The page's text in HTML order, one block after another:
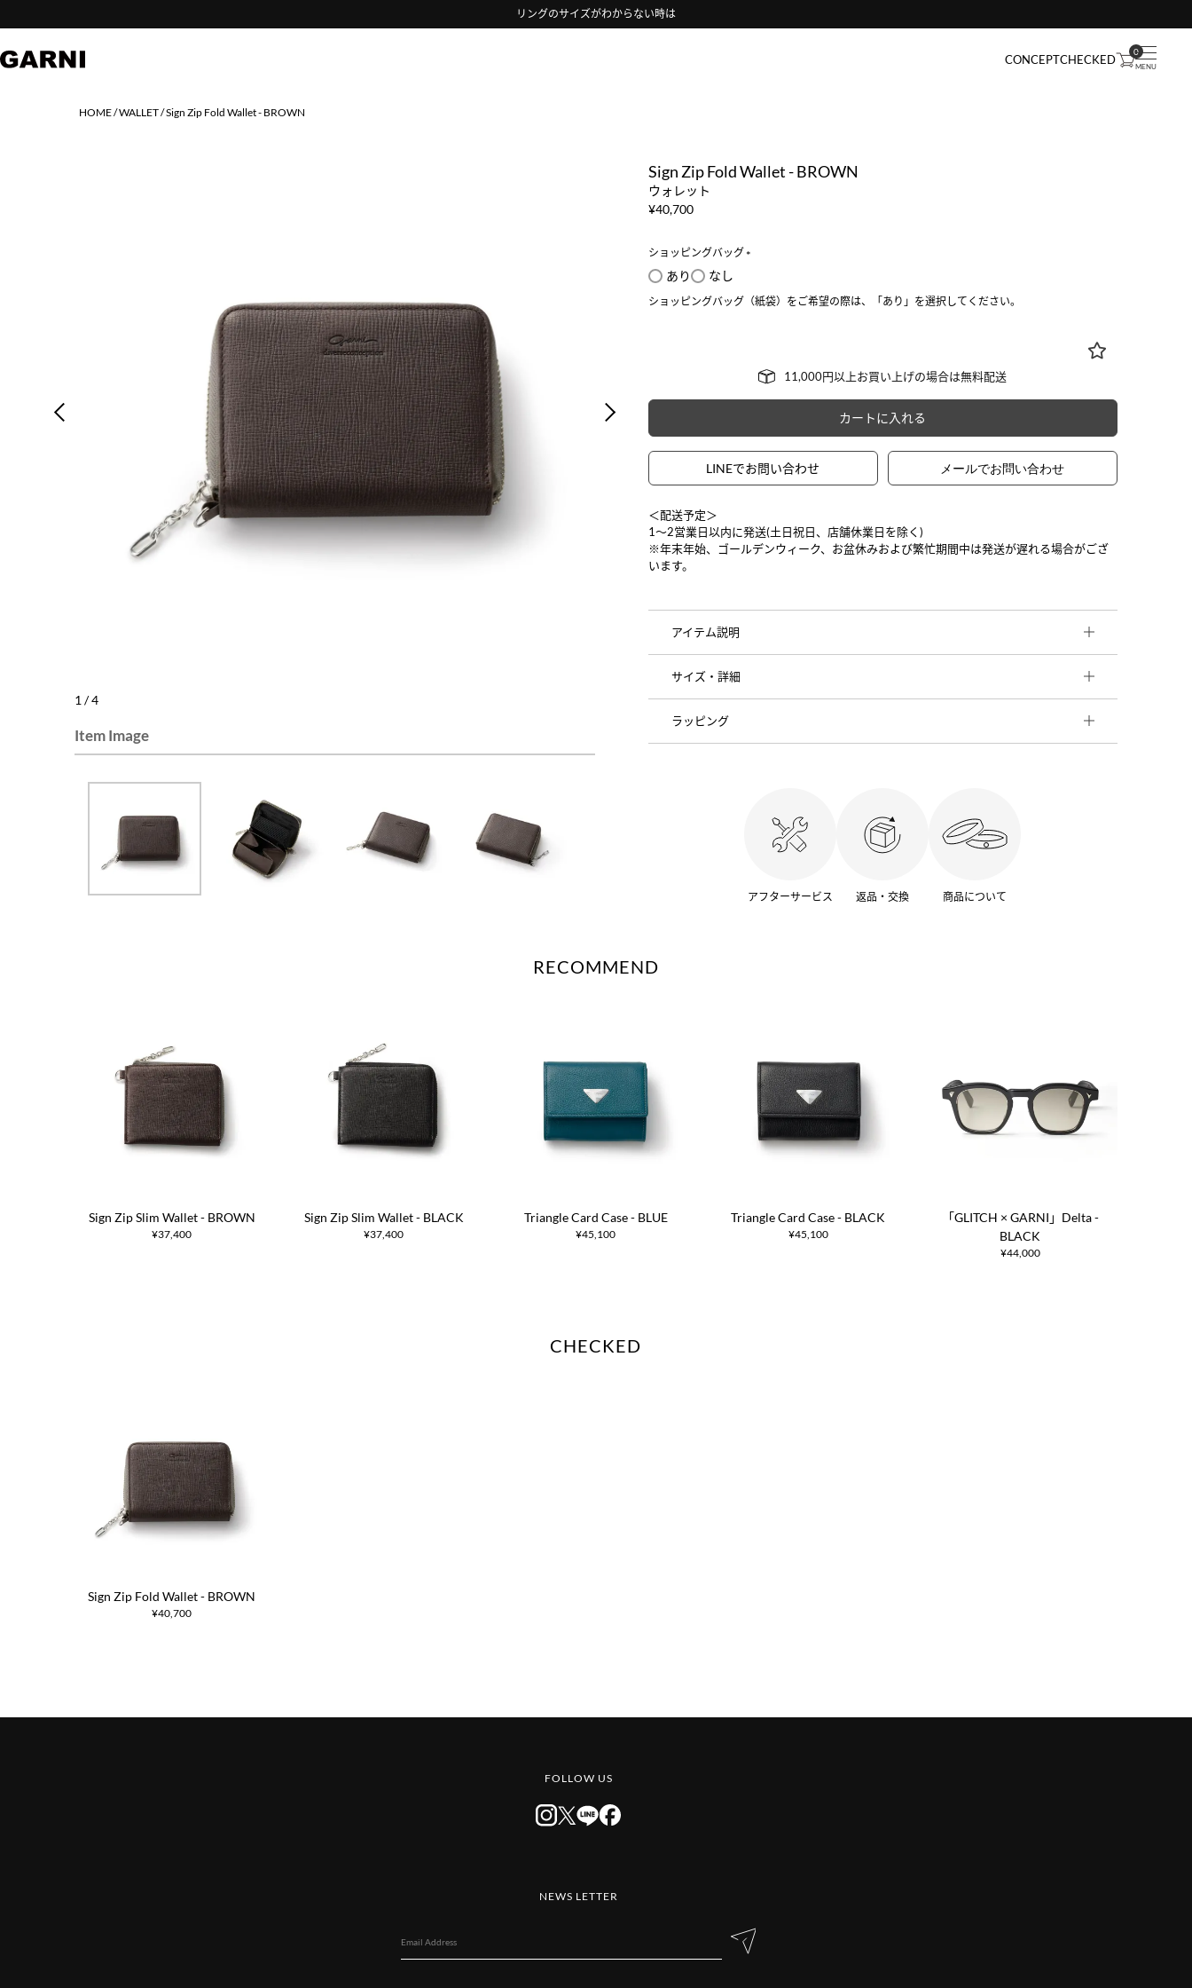
リングのサイズがわからない時は
CONCEPTCHECKED
0
HOME WALLET Sign Zip Fold Wallet - BROWN
PREV
NEXT
1 /4
Item Image
Sign Zip Fold Wallet - BROWN
ウォレット
¥40,700
ショッピングバッグ
須
あり なし
ショッピングバッグ（紙袋）をご希望の際は、「あり」を選択してください。
カートに入れる
LINEでお問い合わせ
＜配送予定＞
1〜2営業日以内に発送(土日祝日、店舗休業日を除く)
※年末年始、ゴールデンウィーク、お盆休みおよび繁忙期間中は発送が遅れる場合がござ
います。
アイテム説明
サイズ・詳細
ラッピング
アフターサービス 返品・交換 商品について
RECOMMEND
Sign Zip Slim Wallet - BROWN
¥37,400
Sign Zip Slim Wallet - BLACK
¥37,400
Triangle Card Case - BLUE
¥45,100
Triangle Card Case - BLACK
¥45,100
「GLITCH × GARNI」Delta -
BLACK
¥44,000
CHECKED
Sign Zip Fold Wallet - BROWN
¥40,700
FOLLOW US
NEWS LETTER